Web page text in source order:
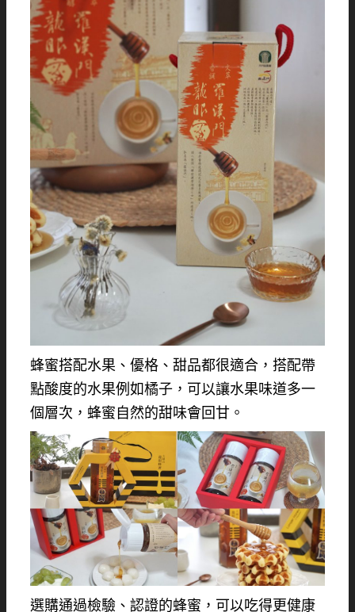
蜂蜜搭配水果、優格、甜品都很適合，搭配帶
點酸度的水果例如橘子，可以讓水果味道多一
個層次，蜂蜜自然的甜味會回甘。
選購通過檢驗、認證的蜂蜜，可以吃得更健康